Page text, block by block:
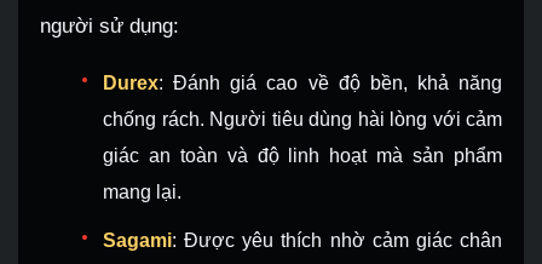
người sử dụng:
Durex: Đánh giá cao về độ bền, khả năng
chống rách. Người tiêu dùng hài lòng với cảm
giác an toàn và độ linh hoạt mà sản phẩm
mang lại.
Sagami: Được yêu thích nhờ cảm giác chân